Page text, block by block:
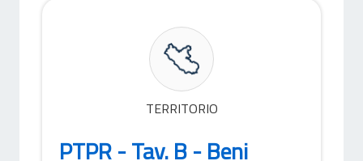
TERRITORIO
PTPR - Tav. B - Beni